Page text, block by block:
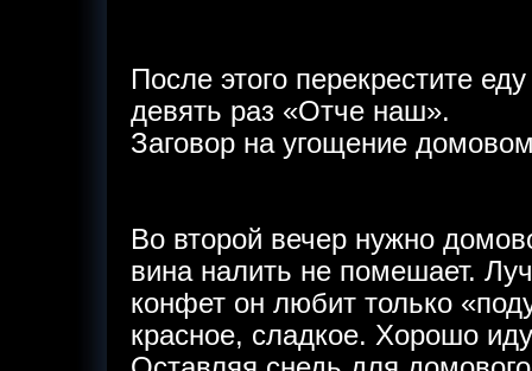
После этого перекрестите
девять раз «Отче наш».
Заговор на угощение
Во второй вечер нужно
вина налить не помешает.
конфет он любит только
красное, сладкое. Хорошо